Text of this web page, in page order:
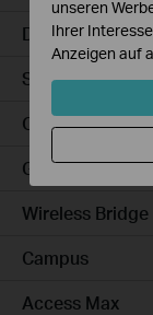
Desktop
Switches
Outdoor
Gateways
Wireless Bridge
Campus
Access Max
unseren
Ihrer
Anzeigen auf